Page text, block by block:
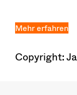
Mehr erfahren
Copyright: